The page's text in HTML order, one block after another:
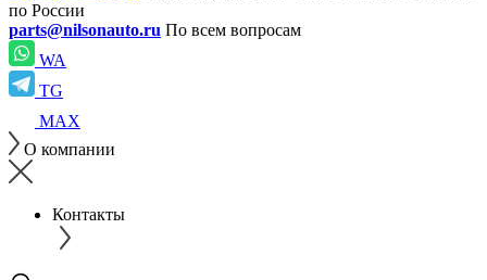
по России
parts@nilsonauto.ru По всем вопросам
WA
TG
MAX
О компании
Контакты